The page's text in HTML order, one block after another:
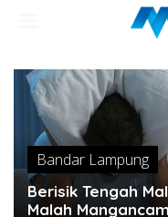
Bandar Lampung
Berisik Tengah
Malah